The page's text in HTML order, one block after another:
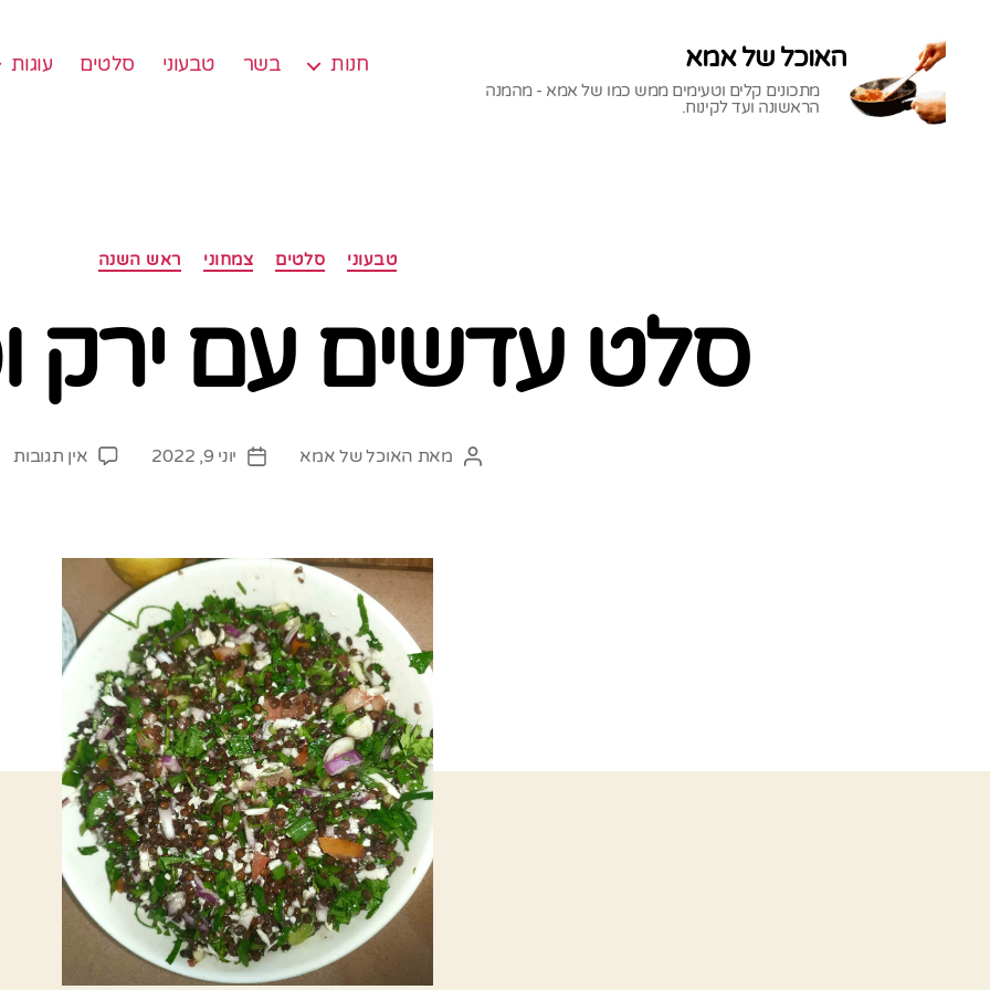
האוכל של אמא
מתכונים קלים וטעימים ממש כמו של אמא - מהמנה
הראשונה ועד לקינוח.
חנות בשר טבעוני סלטים עוגות
קטגוריות טבעוני סלטים צמחוני ראש השנה
סלט עדשים עם ירק
המחבר
מאת האוכל של אמא
תאריך
יוני 9, 2022 אין תגובותעל